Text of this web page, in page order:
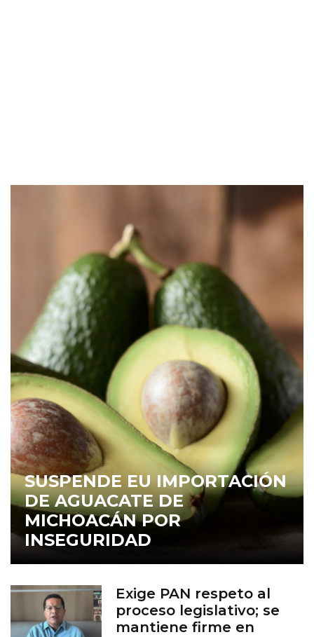
SUSPENDE EU IMPORTACIÓN
DE AGUACATE DE
MICHOACÁN POR
INSEGURIDAD
Exige PAN respeto al
proceso legislativo; se
mantiene firme en